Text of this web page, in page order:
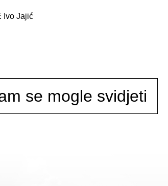
Ivo Jajić
se mogle svidjeti